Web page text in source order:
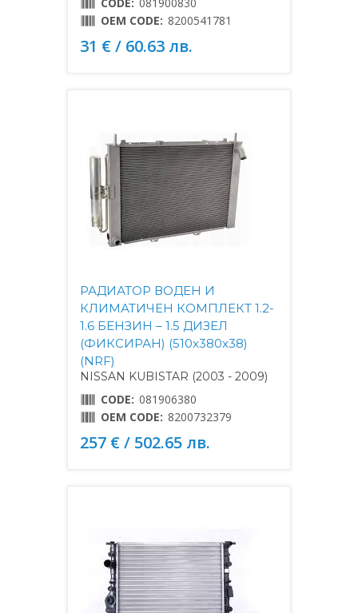
OEM CODE: 8200541781
31 € / 60.63 лв.
РАДИАТОР ВОДЕН И
КЛИМАТИЧЕН КОМПЛЕКТ 1.2-
1.6 БЕНЗИН – 1.5 ДИЗЕЛ
(ФИКСИРАН) (510x380x38)
(NRF)
NISSAN KUBISTAR (2003 - 2009)
CODE: 081906380
OEM CODE: 8200732379
257 € / 502.65 лв.